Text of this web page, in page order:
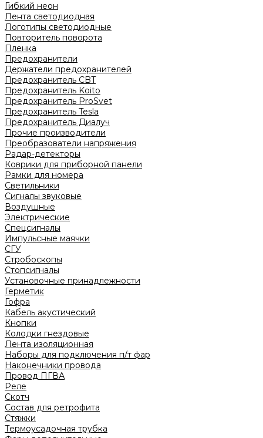
Гибкий неон
Лента светодиодная
Логотипы светодиодные
Повторитель поворота
Пленка
Предохранители
Держатели предохранителей
Предохранитель CBT
Предохранитель Koito
Предохранитель ProSvet
Предохранитель Tesla
Предохранитель Диалуч
Прочие производители
Преобразователи напряжения
Радар-детекторы
Коврики для приборной панели
Рамки для номера
Светильники
Сигналы звуковые
Воздушные
Электрические
Спецсигналы
Импульсные маячки
СГУ
Стробоскопы
Стопсигналы
Установочные принадлежности
Герметик
Гофра
Кабель акустический
Кнопки
Колодки гнездовые
Лента изоляционная
Наборы для подключения п/т фар
Наконечники провода
Провод ПГВА
Реле
Скотч
Состав для ретрофита
Стяжки
Термоусадочная трубка